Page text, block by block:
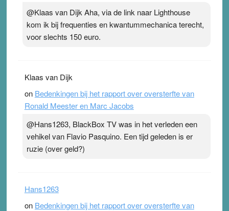
Pleisterplakkers in de topspsort ›[...]
@Klaas van Dijk Aha, via de link naar Lighthouse
kom ik bij frequenties en kwantummechanica terecht,
voor slechts 150 euro.
Klaas van Dijk
on Bedenkingen bij het rapport over oversterfte van
Ronald Meester en Marc Jacobs
@Hans1263, BlackBox TV was in het verleden een
vehikel van Flavio Pasquino. Een tijd geleden is er
ruzie (over geld?)
Hans1263
on Bedenkingen bij het rapport over oversterfte van